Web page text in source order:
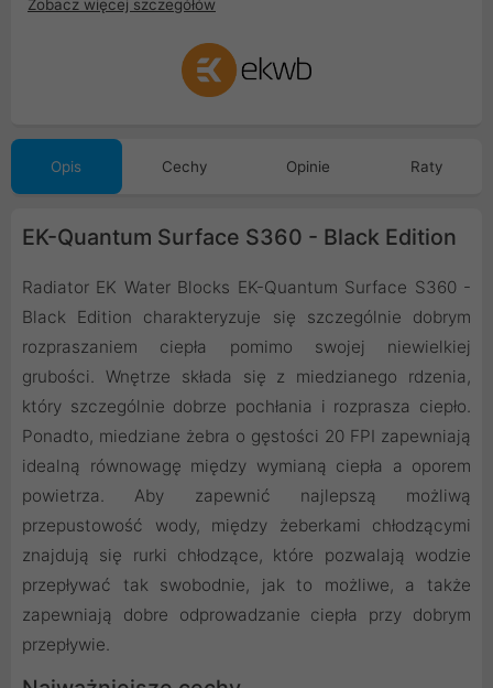
Zobacz więcej szczegółów
Opis Cechy Opinie Raty
EK-Quantum Surface S360 - Black Edition
Radiator EK Water Blocks EK-Quantum Surface S360 -
Black Edition charakteryzuje się szczególnie dobrym
rozpraszaniem ciepła pomimo swojej niewielkiej
grubości. Wnętrze składa się z miedzianego rdzenia,
który szczególnie dobrze pochłania i rozprasza ciepło.
Ponadto, miedziane żebra o gęstości 20 FPI zapewniają
idealną równowagę między wymianą ciepła a oporem
powietrza. Aby zapewnić najlepszą możliwą
przepustowość wody, między żeberkami chłodzącymi
znajdują się rurki chłodzące, które pozwalają wodzie
przepływać tak swobodnie, jak to możliwe, a także
zapewniają dobre odprowadzanie ciepła przy dobrym
przepływie.